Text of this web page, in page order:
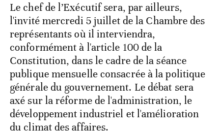
Le chef de l’Exécutif sera, par ailleurs,
l'invité mercredi 5 juillet de la Chambre des
représentants où il interviendra,
conformément à l'article 100 de la
Constitution, dans le cadre de la séance
publique mensuelle consacrée à la politique
générale du gouvernement. Le débat sera
axé sur la réforme de l'administration, le
développement industriel et l'amélioration
du climat des affaires.